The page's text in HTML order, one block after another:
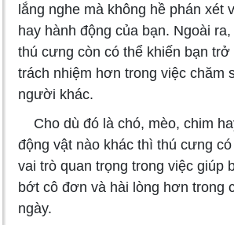
lắng nghe mà không hề phán xét
hay hành động của bạn. Ngoài
thú cưng còn có thể khiến bạn
trách nhiệm hơn trong việc chăm
người khác.
Cho dù đó là chó, mèo, chim
động vật nào khác thì thú cưng
vai trò quan trọng trong việc giúp
bớt cô đơn và hài lòng hơn trong
ngày.